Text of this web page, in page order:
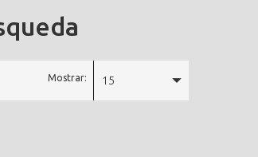
Mostrar: 15